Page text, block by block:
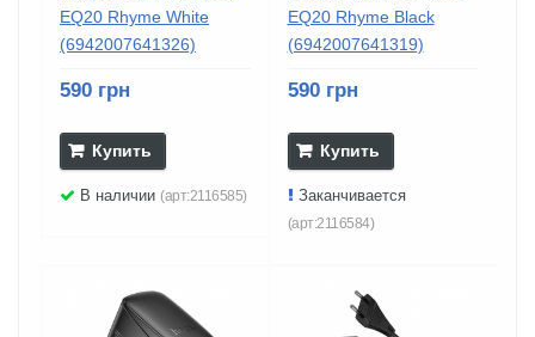
EQ20 Rhyme White
(6942007641326)
590 грн
Купить
В наличии (арт:2116585)
EQ20 Rhyme Black
(6942007641319)
590 грн
Купить
Заканчивается
(арт:2116584)